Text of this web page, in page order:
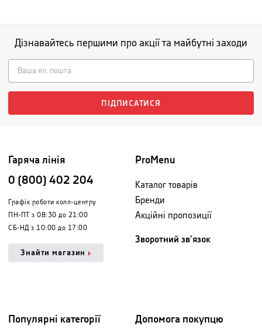
Дізнавайтесь першими про акції та майбутні заходи
ПІДПИСАТИСЯ
Гаряча лінія
0 (800) 402 204
Графік роботи колл-центру
ПН-ПТ з 08:30 до 21:00
СБ-НД з 10:00 до 17:00
Знайти магазин
ProMenu
Каталог товарів
Бренди
Акційні пропозиції
Зворотний зв'язок
Популярні категорії Допомога покупцю